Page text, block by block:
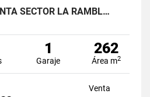
SECTOR LA RAMBL…
1
Garaje
262
Área m2
Venta